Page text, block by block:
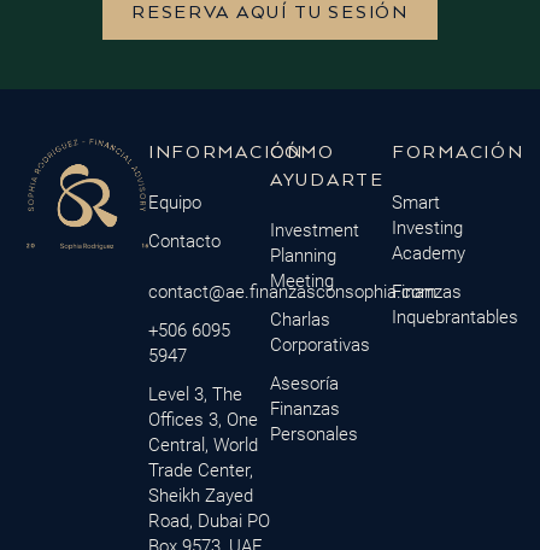
RESERVA AQUÍ TU SESIÓN
INFORMACIÓN
Equipo
Contacto
contact@ae.finanzasconsophia.com
+506 6095
5947
Level 3, The
Offices 3, One
Central, World
Trade Center,
Sheikh Zayed
Road, Dubai PO
CÓMO
AYUDARTE
Investment
Planning
Meeting
Charlas
Corporativas
Asesoría
Finanzas
Personales
FORMACIÓN
Smart
Investing
Academy
Finanzas
Inquebrantables